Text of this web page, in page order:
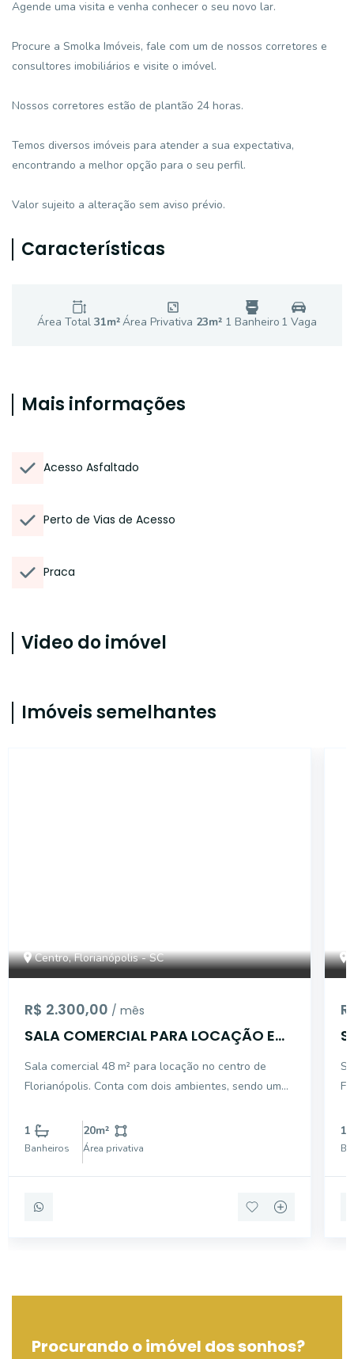
Agende uma visita e venha conhecer o seu novo lar.
Procure a Smolka Imóveis, fale com um de nossos corretores e
consultores imobiliários e visite o imóvel.
Nossos corretores estão de plantão 24 horas.
Temos diversos imóveis para atender a sua expectativa,
encontrando a melhor opção para o seu perfil.
Valor sujeito a alteração sem aviso prévio.
Características
Área Total31m²Área Privativa 23m² 1 Banheiro 1 Vaga
Mais informações
Acesso Asfaltado
Perto de Vias de Acesso
Praca
Video do imóvel
Imóveis semelhantes
Centro, Florianópolis - SC
R$ 2.300,00 / mês
SALA COMERCIAL PARA LOCAÇÃO EM
Sala comercial 48 m² para locação no centro de
Florianópolis. Conta com dois ambientes, sendo um
para escritório, consultório, barbearia e uma vaga de
1
Banheiros
20m²
Área privativa
cidade.
1
Procurando o imóvel dos sonhos?